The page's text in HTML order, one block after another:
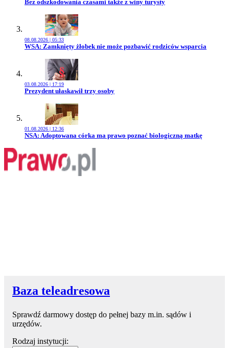
Bez odszkodowania czasami także z winy turysty
08.08.2026 | 05:33
Przejdź do artykułu:
WSA: Zamknięty żłobek nie może pozbawić rodziców wsparcia
03.08.2026 | 17:19
Przejdź do artykułu:
Prezydent ułaskawił trzy osoby
01.08.2026 | 12:36
Przejdź do artykułu:
NSA: Adoptowana córka ma prawo poznać biologiczną matkę
Baza teleadresowa
Sprawdź darmowy dostęp do pełnej bazy m.in. sądów i
urzędów.
Rodzaj instytucji: